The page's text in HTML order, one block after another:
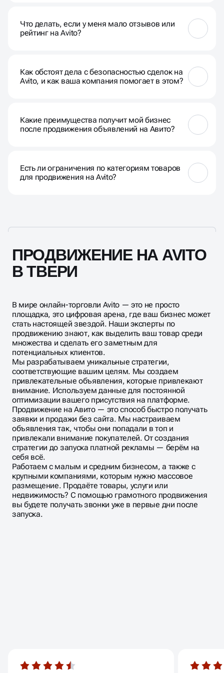
оптимизацию, могут значительно увеличить
эффективность.
Что делать, если у меня мало отзывов или
рейтинг на Avito?
качественный сервис и стимулировать
положительные отзывы.
Как обстоят дела с безопасностью сделок на
Avito, и как ваша компания помогает в этом?
сделок. Мы также помогаем в создании доверия к
вашему бренду через профессиональное
представление.
Какие преимущества получит мой бизнес
после продвижения объявлений на Авито?
увеличить объем продаж.
Есть ли ограничения по категориям товаров
для продвижения на Avito?
ПРОДВИЖЕНИЕ НА AVITO
В ТВЕРИ
В мире онлайн-торговли Avito — это не просто
площадка, это цифровая арена, где ваш бизнес может
стать настоящей звездой. Наши эксперты по
продвижению знают, как выделить ваш товар среди
множества и сделать его заметным для
потенциальных клиентов.
Мы разрабатываем уникальные стратегии,
соответствующие вашим целям. Мы создаем
привлекательные объявления, которые привлекают
внимание. Используем данные для постоянной
оптимизации вашего присутствия на платформе.
Продвижение на Авито — это способ быстро получать
заявки и продажи без сайта. Мы настраиваем
объявления так, чтобы они попадали в топ и
привлекали внимание покупателей. От создания
стратегии до запуска платной рекламы — берём на
себя всё.
Работаем с малым и средним бизнесом, а также с
крупными компаниями, которым нужно массовое
размещение. Продаёте товары, услуги или
недвижимость? С помощью грамотного продвижения
вы будете получать звонки уже в первые дни после
запуска.